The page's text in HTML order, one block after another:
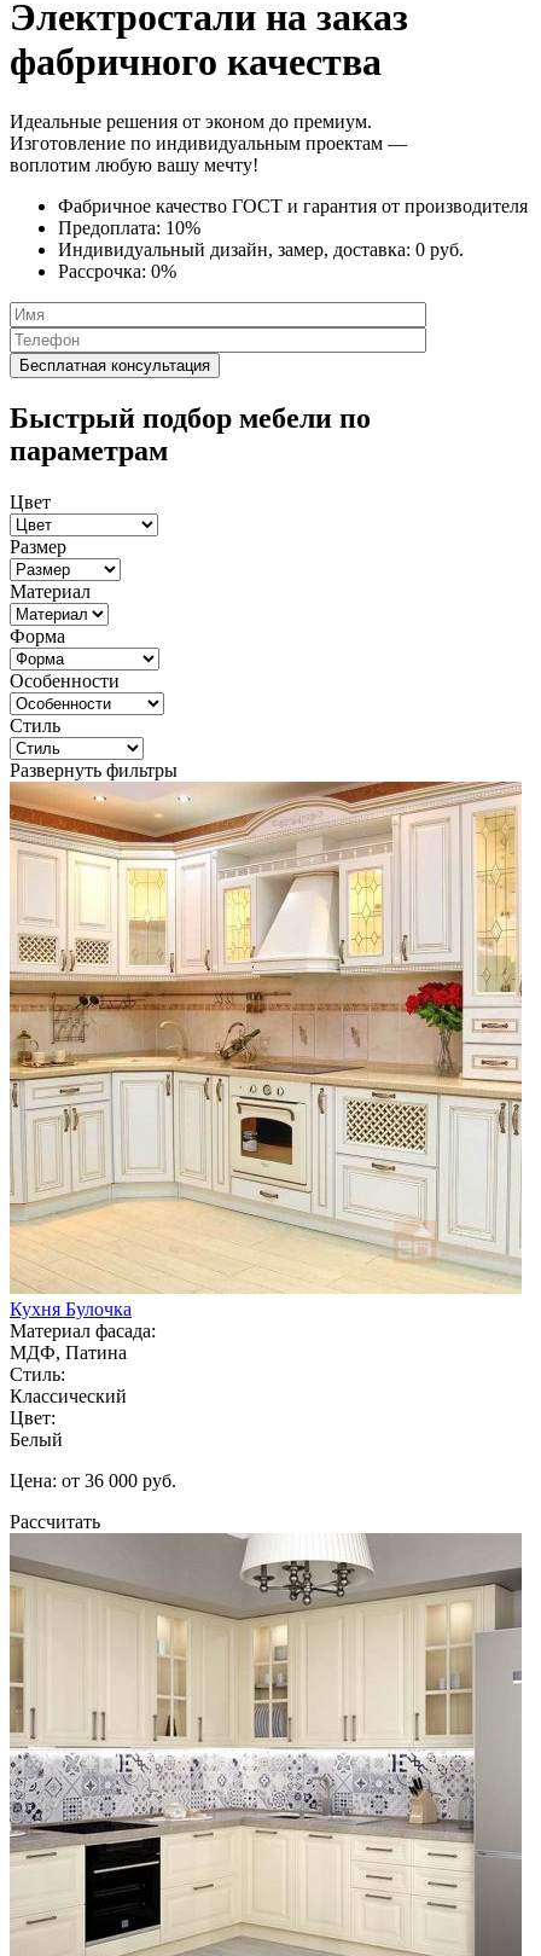
Электростали на заказ
фабричного качества
Идеальные решения от эконом до премиум.
Изготовление по индивидуальным проектам —
воплотим любую вашу мечту!
Фабричное качество ГОСТ и гарантия от производителя
Предоплата: 10%
Индивидуальный дизайн, замер, доставка: 0 руб.
Рассрочка: 0%
Быстрый подбор мебели по
параметрам
Цвет
Размер
Материал
Форма
Особенности
Стиль
Развернуть фильтры
Кухня Булочка
Материал фасада:
МДФ, Патина
Стиль:
Классический
Цвет:
Белый
Цена: от 36 000 руб.
Рассчитать